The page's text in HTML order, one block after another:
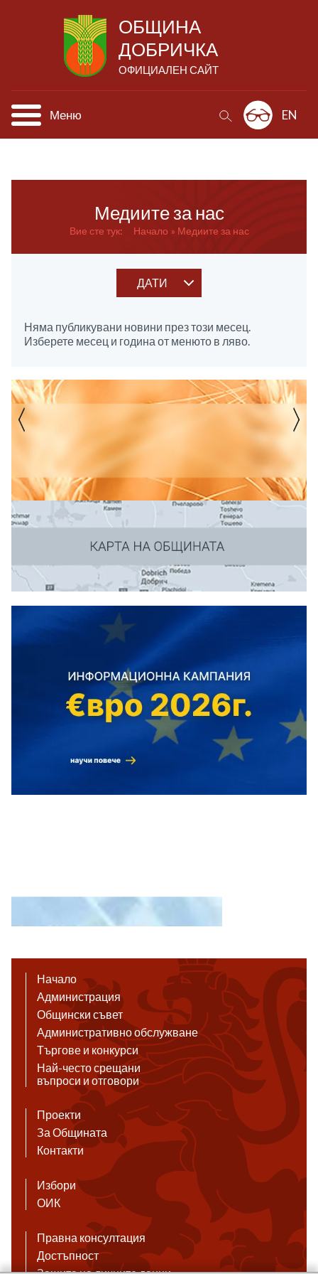
ОБЩИНА
ДОБРИЧКА
ОФИЦИАЛЕН САЙТ
Меню EN
Медиите за нас
Вие сте тук: Начало Медиите за нас
ДАТИ
Няма публикувани новини през този месец.
Изберете месец и година от менюто в ляво.
Начало
Администрация
Общински съвет
Административно обслужване
Търгове и конкурси
Най-често срещани
въпроси и отговори
Проекти
За Общината
Контакти
Избори
ОИК
Правна консултация
Достъпност